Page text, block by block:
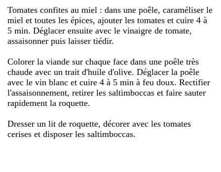
Tomates confites au miel : dans une poêle, caraméliser le
miel et toutes les épices, ajouter les tomates et cuire 4 à
5 min. Déglacer ensuite avec le vinaigre de tomate,
assaisonner puis laisser tiédir.
Colorer la viande sur chaque face dans une poêle très
chaude avec un trait d'huile d'olive. Déglacer la poêle
avec le vin blanc et cuire 4 à 5 min à feu doux. Rectifier
l'assaisonnement, retirer les saltimboccas et faire sauter
rapidement la roquette.
Dresser un lit de roquette, décorer avec les tomates
cerises et disposer les saltimboccas.